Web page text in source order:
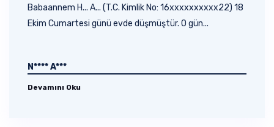
Babaannem H... A... (T.C. Kimlik No: 16xxxxxxxxxx22) 18
Ekim Cumartesi günü evde düşmüştür. O gün...
N**** A***
Devamını Oku